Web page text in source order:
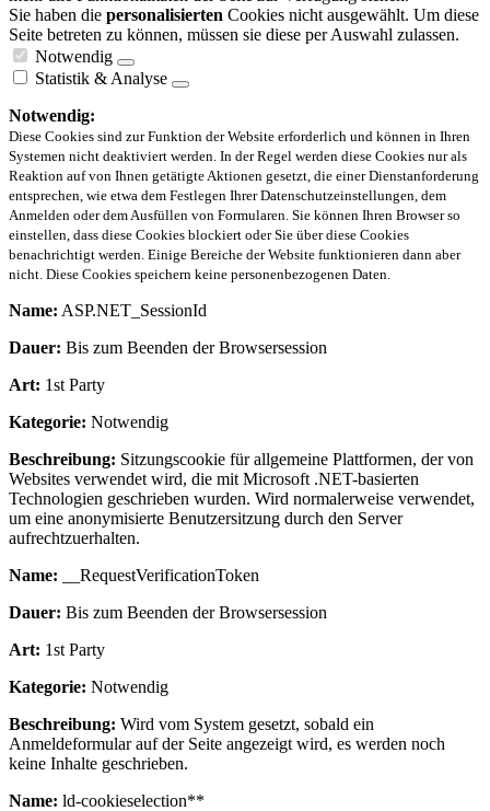
Sie haben die personalisierten Cookies nicht ausgewählt. Um diese
Seite betreten zu können, müssen sie diese per Auswahl zulassen.
Notwendig
Statistik & Analyse
Notwendig:
Diese Cookies sind zur Funktion der Website erforderlich und können in Ihren
Systemen nicht deaktiviert werden. In der Regel werden diese Cookies nur als
Reaktion auf von Ihnen getätigte Aktionen gesetzt, die einer Dienstanforderung
entsprechen, wie etwa dem Festlegen Ihrer Datenschutzeinstellungen, dem
Anmelden oder dem Ausfüllen von Formularen. Sie können Ihren Browser so
einstellen, dass diese Cookies blockiert oder Sie über diese Cookies
benachrichtigt werden. Einige Bereiche der Website funktionieren dann aber
nicht. Diese Cookies speichern keine personenbezogenen Daten.
Name: ASP.NET_SessionId
Dauer: Bis zum Beenden der Browsersession
Art: 1st Party
Kategorie: Notwendig
Beschreibung: Sitzungscookie für allgemeine Plattformen, der von
Websites verwendet wird, die mit Microsoft .NET-basierten
Technologien geschrieben wurden. Wird normalerweise verwendet,
um eine anonymisierte Benutzersitzung durch den Server
aufrechtzuerhalten.
Name: __RequestVerificationToken
Dauer: Bis zum Beenden der Browsersession
Art: 1st Party
Kategorie: Notwendig
Beschreibung: Wird vom System gesetzt, sobald ein
Anmeldeformular auf der Seite angezeigt wird, es werden noch
keine Inhalte geschrieben.
Name: ld-cookieselection**